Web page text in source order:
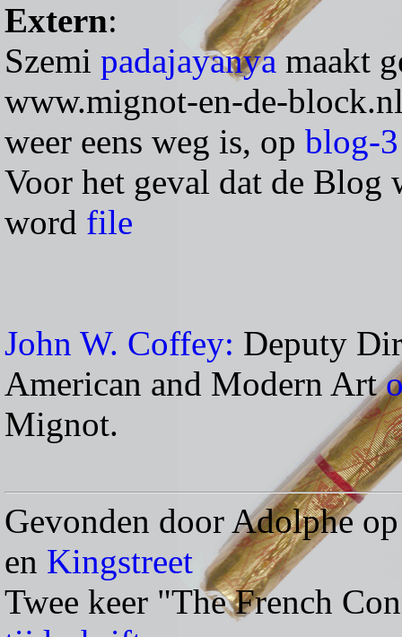
Extern:
Szemi padajayanya maakt
www.mignot-en-de-
weer eens weg is, op blog-3
Voor het geval dat de Blog
word file
John W. Coffey: Deputy
American and Modern Art
Mignot.
Gevonden door Adolphe
en Kingstreet
Twee keer "The French